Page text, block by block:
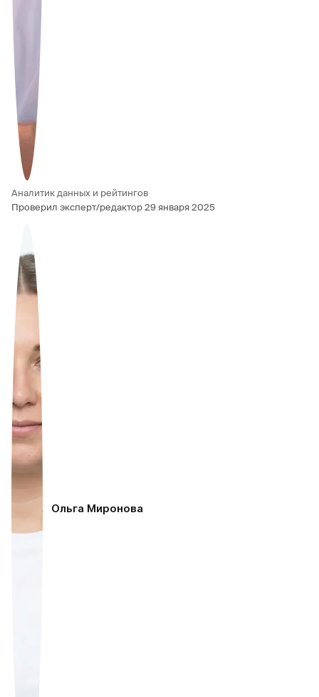
Аналитик данных и рейтингов
Проверил эксперт/редактор29 января 2025
Ольга Миронова